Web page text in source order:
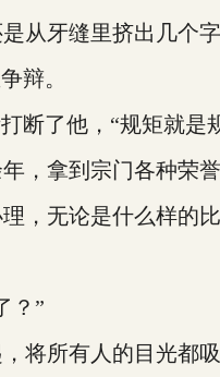
牙缝里挤出几个字
辩。
了他，“规矩就是
拿到宗门各种荣
无论是什么样的比
？”
所有人的目光都吸